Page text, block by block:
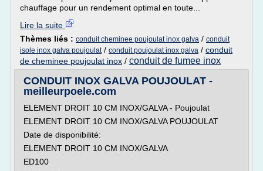
chauffage pour un rendement optimal en toute...
Lire la suite
Thèmes liés : conduit cheminee poujoulat inox galva / conduit
isole inox galva poujoulat/ conduit poujoulat inox galva / conduit
de cheminee poujoulat inox / conduit de fumee inox
CONDUIT INOX GALVA POUJOULAT -
meilleurpoele.com
ELEMENT DROIT 10 CM INOX/GALVA - Poujoulat
ELEMENT DROIT 10 CM INOX/GALVA POUJOULAT
Date de disponibilité:
ELEMENT DROIT 10 CM INOX/GALVA
ED100